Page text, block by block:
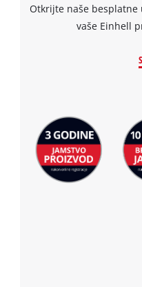
Otkrijte naše
vaše Einhell